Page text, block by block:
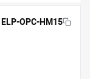
ELP-OPC-HM15